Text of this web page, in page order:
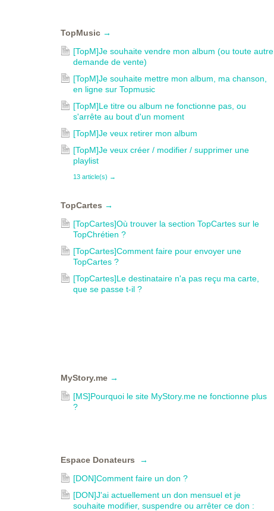
TopMusic →
[TopM]Je souhaite vendre mon album (ou toute autre
demande de vente)
[TopM]Je souhaite mettre mon album, ma chanson,
en ligne sur Topmusic
[TopM]Le titre ou album ne fonctionne pas, ou
s'arrête au bout d'un moment
[TopM]Je veux retirer mon album
[TopM]Je veux créer / modifier / supprimer une
playlist
13 article(s) →
TopCartes →
[TopCartes]Où trouver la section TopCartes sur le
TopChrétien ?
[TopCartes]Comment faire pour envoyer une
TopCartes ?
[TopCartes]Le destinataire n'a pas reçu ma carte,
que se passe t-il ?
MyStory.me →
[MS]Pourquoi le site MyStory.me ne fonctionne plus
?
Espace Donateurs
→
[DON]Comment faire un don ?
[DON]J'ai actuellement un don mensuel et je
souhaite modifier, suspendre ou arrêter ce don :